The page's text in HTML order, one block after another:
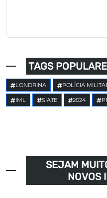
TAGS
LONDRINA POLÍCIA
IML SIATE 2024
SEJAM
NOVOS